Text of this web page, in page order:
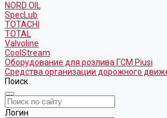
NORD OIL
SpecLub
TOTACHI
TOTAL
Valvoline
CoolStream
Оборудование для розлива ГСМ Piusi
Средства организации дорожного
Поиск
Логин